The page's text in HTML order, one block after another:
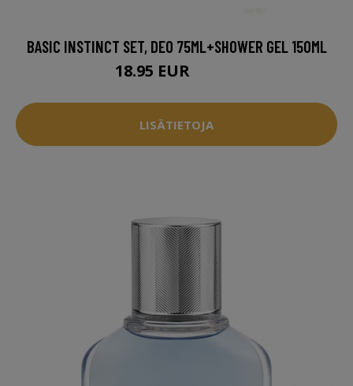
BASIC INSTINCT SET, DEO 75ML+SHOWER GEL 150ML
18.95 EUR
LISÄTIETOJA